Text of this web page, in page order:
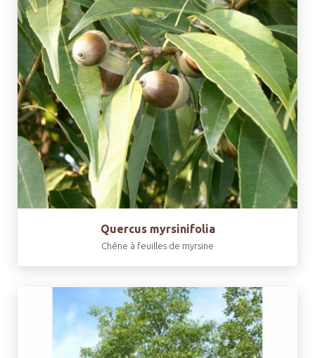
Quercus myrsinifolia
Chêne à feuilles de myrsine